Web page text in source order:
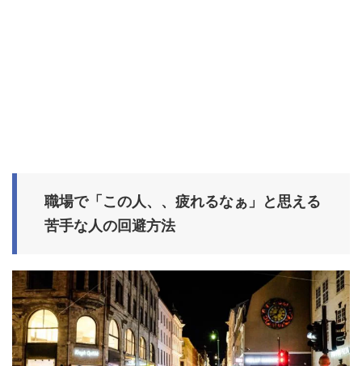
職場で「この人、、疲れるなぁ」と思える
苦手な人の回避方法